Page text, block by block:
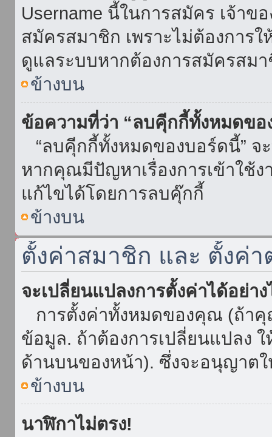
Username นี้ในการสมัคร เจ้าข
สมัครสมาชิก เพราะไม่ต้องการ
ดูแลระบบหากต้องการสมัครสม
ข้างบน
ข้อความที่ว่า “ลบคุีกกี้ทั้งหมดขอ
“ลบคุีกกี้ทั้งหมดของบอร์ดนี้” จ
หากคุณมีปัญหาเรื่องการเข้าใช้
แก้ไขได้โดยการลบคุ๊กกี้
ข้างบน
ตั้งค่าสมาชิก และ ตั้งค่า
จะเปลี่ยนแปลงการตั้งค่าได้อย่าง
การตั้งค่าทั้งหมดของคุณ (ถ้าคุ
ข้อมูล. ถ้าต้องการเปลี่ยนแปลง
ด้านบนของหน้า). ซึ่งจะอนุญาต
ข้างบน
นาฬิกาไม่ตรง!